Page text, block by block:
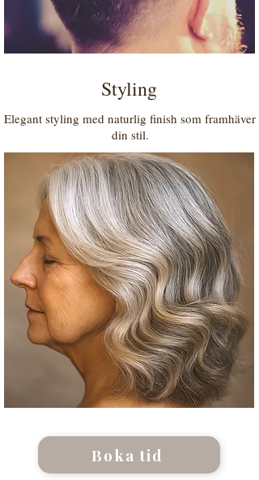
Styling
Elegant styling med naturlig finish som framhäver
din stil.
Boka tid